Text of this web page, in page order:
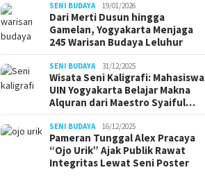
SENI BUDAYA 19/01/2026
Dari Merti Dusun hingga
Gamelan, Yogyakarta Menjaga
245 Warisan Budaya Leluhur
SENI BUDAYA 31/12/2025
Wisata Seni Kaligrafi: Mahasiswa
UIN Yogyakarta Belajar Makna
Alquran dari Maestro Syaiful…
SENI BUDAYA 16/12/2025
Pameran Tunggal Alex Pracaya
“Ojo Urik” Ajak Publik Rawat
Integritas Lewat Seni Poster